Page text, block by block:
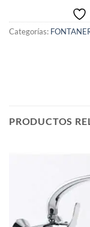
Categorías:
PRODUCTOS